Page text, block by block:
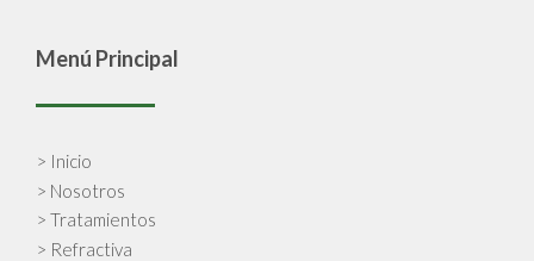
Menú Principal
> Inicio
> Nosotros
> Tratamientos
> Refractiva